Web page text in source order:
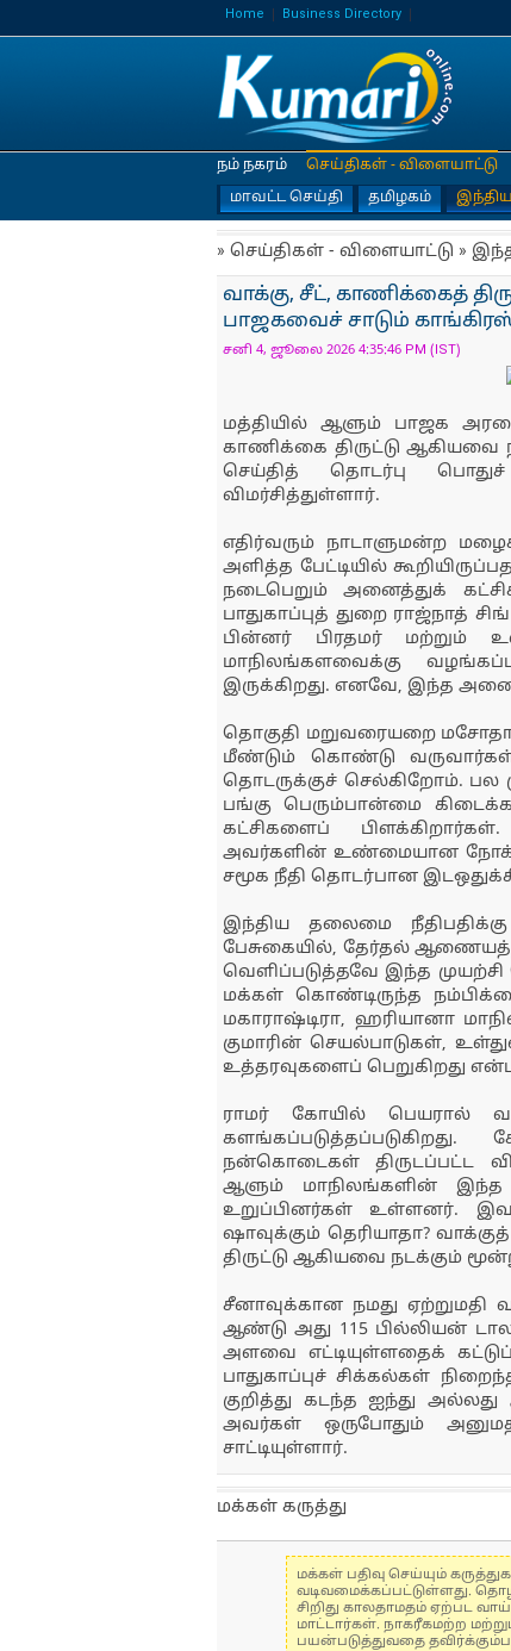
Home Business Directory
நம் நகரம்
செய்திகள் - விளையாட்டு
மாவட்ட செய்தி
தமிழகம்
» செய்திகள் - விளையாட்டு »
வாக்கு, சீட், காணிக்கைத்
பாஜகவைச் சாடும்
சனி 4, ஜூலை 2026 4:35:46 PM (IST)
மத்தியில் ஆளும் பாஜக அரசை
காணிக்கை திருட்டு ஆகியவை
செய்தித் தொடர்பு
விமர்சித்துள்ளார்.
எதிர்வரும் நாடாளுமன்ற
அளித்த பேட்டியில்
நடைபெறும் அனைத்துக்
பாதுகாப்புத் துறை ராஜ்நாத்
பின்னர் பிரதமர் மற்றும்
மாநிலங்களவைக்கு
இருக்கிறது. எனவே, இந்த
தொகுதி மறுவரையறை மசோதா
மீண்டும் கொண்டு
தொடருக்குச் செல்கிறோம். பல
பங்கு பெரும்பான்மை
கட்சிகளைப்
அவர்களின் உண்மையான
சமூக நீதி தொடர்பான
இந்திய தலைமை
பேசுகையில், தேர்தல்
வெளிப்படுத்தவே இந்த
மக்கள் கொண்டிருந்த
மகாராஷ்டிரா, ஹரியானா
குமாரின் செயல்பாடுகள்,
உத்தரவுகளைப் பெறுகிறது
ராமர் கோயில் பெயரால்
நன்கொடைகள் திருடப்பட்ட
ஆளும் மாநிலங்களின்
உறுப்பினர்கள் உள்ளனர்.
ஷாவுக்கும் தெரியாதா?
திருட்டு ஆகியவை நடக்கும்
சீனாவுக்கான நமது ஏற்றுமதி
ஆண்டு அது 115 பில்லியன்
அளவை எட்டியுள்ளதைக்
பாதுகாப்புச் சிக்கல்கள்
குறித்து கடந்த ஐந்து
அவர்கள் ஒருபோதும்
சாட்டியுள்ளார்.
மக்கள் கருத்து
மக்கள் பதிவு செய்யும்
வடிவமைக்கப்பட்டுள்ளது.
சிறிது காலதாமதம் ஏற்பட
மாட்டார்கள். நாகரீகமற்ற
பயன்படுத்துவதை